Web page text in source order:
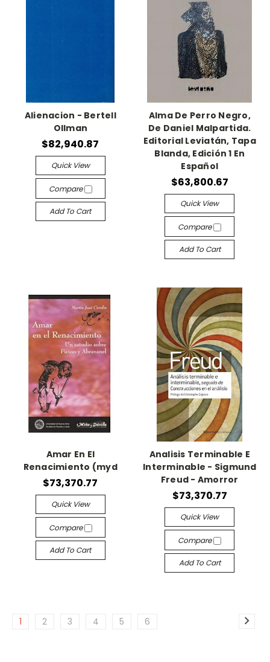
Alienacion - Bertell
Ollman
$82,940.87
Quick View
Compare
Add To Cart
Alma De Perro Negro,
De Daniel Malpartida.
Editorial Leviatán, Tapa
Blanda, Edición 1 En
Español
$63,800.67
Quick View
Compare
Add To Cart
Amar En El
Renacimiento (myd
$73,370.77
Quick View
Compare
Add To Cart
Analisis Terminable E
Interminable - Sigmund
Freud - Amorror
$73,370.77
Quick View
Compare
Add To Cart
1 2 3 4 5 6